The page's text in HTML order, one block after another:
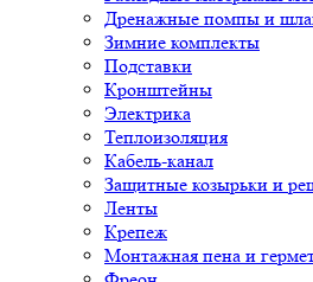
Дренажные помпы и
Зимние комплекты
Подставки
Кронштейны
Электрика
Теплоизоляция
Кабель-канал
Защитные козырьки и
Ленты
Крепеж
Монтажная пена и